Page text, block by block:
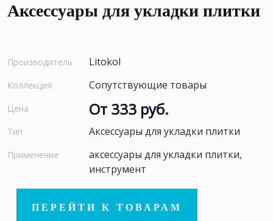
Аксессуары для укладки плитки
Производитель Litokol
Коллекция Сопутствующие товары
Цена От 333 руб.
Тип Аксессуары для укладки плитки
Применение
аксессуары для укладки плитки,
инструмент
ПЕРЕЙТИ К ТОВАРАМ